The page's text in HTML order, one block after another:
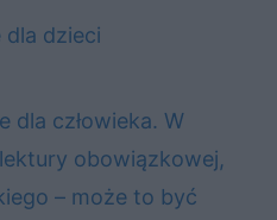
dla dzieci
dla człowieka. W
obowiązkowej,
– może to być